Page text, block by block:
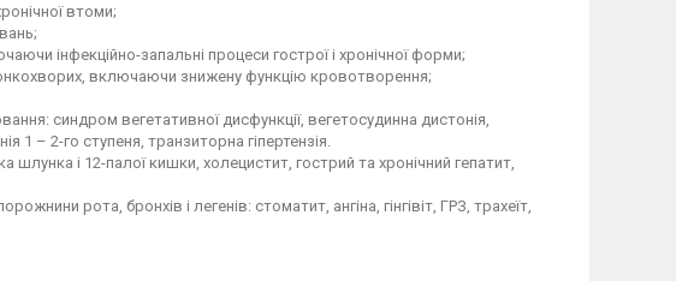
втоми;
інфекційно-запальні процеси гострої і хронічної форми;
онкохворих, включаючи знижену функцію кровотворення;
синдром вегетативної дисфункції, вегетосудинна дистонія,
1 – 2-го ступеня, транзиторна гіпертензія.
і 12-палої кишки, холецистит, гострий та хронічний гепатит,
рота, бронхів і легенів: стоматит, ангіна, гінгівіт, ГРЗ, трахеїт,